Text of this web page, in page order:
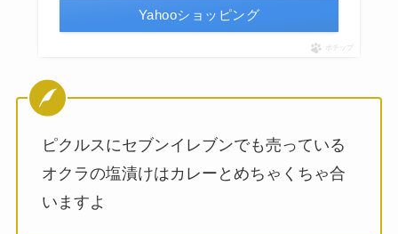
Yahooショッピング
ポチップ
ピクルスにセブンイレブンでも売っている
オクラの塩漬けはカレーとめちゃくちゃ合
いますよ